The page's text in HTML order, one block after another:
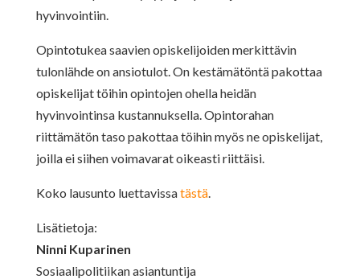
hyvinvointiin.
Opintotukea saavien opiskelijoiden merkittävin
tulonlähde on ansiotulot. On kestämätöntä pakottaa
opiskelijat töihin opintojen ohella heidän
hyvinvointinsa kustannuksella. Opintorahan
riittämätön taso pakottaa töihin myös ne opiskelijat,
joilla ei siihen voimavarat oikeasti riittäisi.
Koko lausunto luettavissatästä.
Lisätietoja:
Ninni Kuparinen
Sosiaalipolitiikan asiantuntija